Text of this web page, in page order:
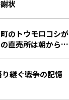
状
のトウモロコシが
直売所は朝から長
継ぐ戦争の記憶